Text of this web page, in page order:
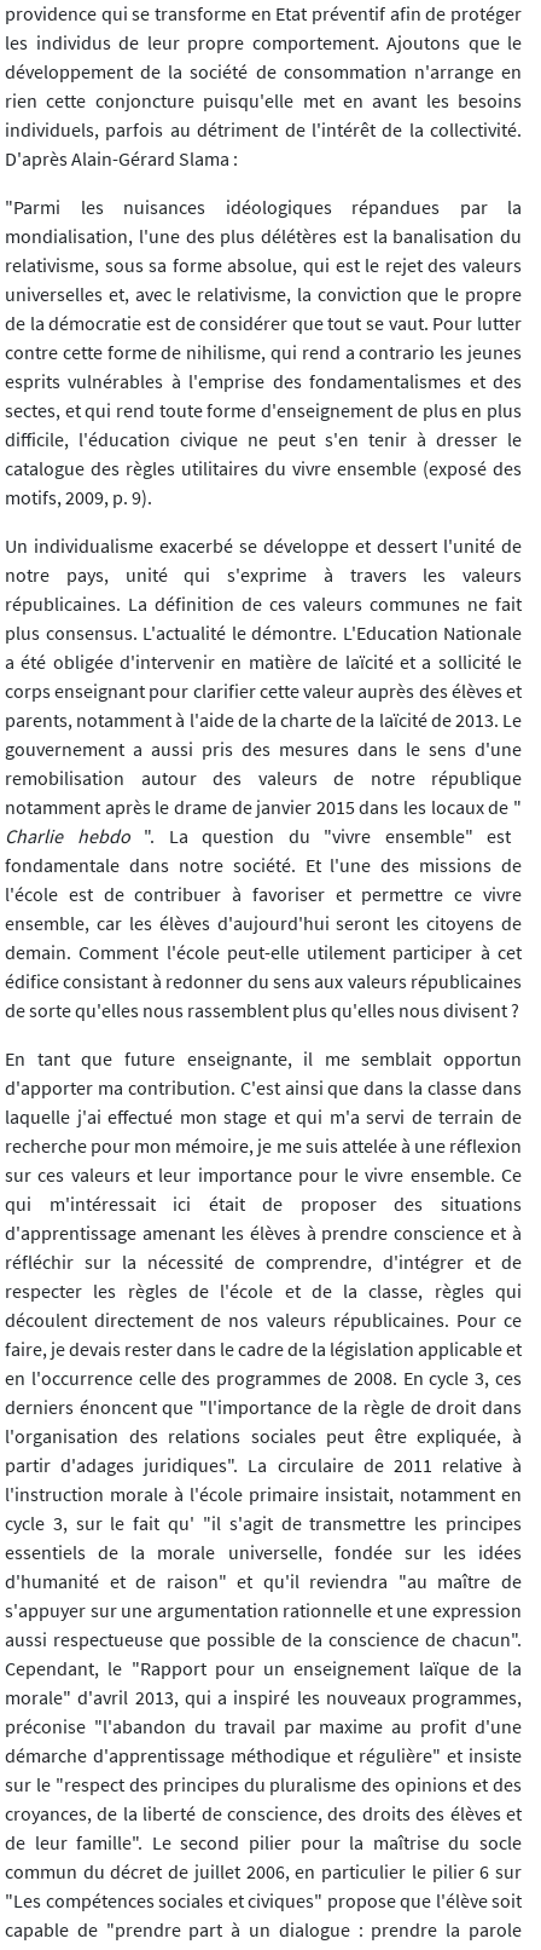
providence qui se transforme en Etat préventif afin de protéger
les individus de leur propre comportement. Ajoutons que le
développement de la société de consommation n'arrange en
rien cette conjoncture puisqu'elle met en avant les besoins
individuels, parfois au détriment de l'intérêt de la collectivité.
D'après Alain-Gérard Slama :
"Parmi les nuisances idéologiques répandues par la
mondialisation, l'une des plus délétères est la banalisation du
relativisme, sous sa forme absolue, qui est le rejet des valeurs
universelles et, avec le relativisme, la conviction que le propre
de la démocratie est de considérer que tout se vaut. Pour lutter
contre cette forme de nihilisme, qui rend a contrario les jeunes
esprits vulnérables à l'emprise des fondamentalismes et des
sectes, et qui rend toute forme d'enseignement de plus en plus
difficile, l'éducation civique ne peut s'en tenir à dresser le
catalogue des règles utilitaires du vivre ensemble (exposé des
motifs, 2009, p. 9).
Un individualisme exacerbé se développe et dessert l'unité de
notre pays, unité qui s'exprime à travers les valeurs
républicaines. La définition de ces valeurs communes ne fait
plus consensus. L'actualité le démontre. L'Education Nationale
a été obligée d'intervenir en matière de laïcité et a sollicité le
corps enseignant pour clarifier cette valeur auprès des élèves et
parents, notamment à l'aide de la charte de la laïcité de 2013. Le
gouvernement a aussi pris des mesures dans le sens d'une
remobilisation autour des valeurs de notre république
notamment après le drame de janvier 2015 dans les locaux de "
Charlie hebdo ". La question du "vivre ensemble" est
fondamentale dans notre société. Et l'une des missions de
l'école est de contribuer à favoriser et permettre ce vivre
ensemble, car les élèves d'aujourd'hui seront les citoyens de
demain. Comment l'école peut-elle utilement participer à cet
édifice consistant à redonner du sens aux valeurs républicaines
de sorte qu'elles nous rassemblent plus qu'elles nous divisent ?
En tant que future enseignante, il me semblait opportun
d'apporter ma contribution. C'est ainsi que dans la classe dans
laquelle j'ai effectué mon stage et qui m'a servi de terrain de
recherche pour mon mémoire, je me suis attelée à une réflexion
sur ces valeurs et leur importance pour le vivre ensemble. Ce
qui m'intéressait ici était de proposer des situations
d'apprentissage amenant les élèves à prendre conscience et à
réfléchir sur la nécessité de comprendre, d'intégrer et de
respecter les règles de l'école et de la classe, règles qui
découlent directement de nos valeurs républicaines. Pour ce
faire, je devais rester dans le cadre de la législation applicable et
en l'occurrence celle des programmes de 2008. En cycle 3, ces
derniers énoncent que "l'importance de la règle de droit dans
l'organisation des relations sociales peut être expliquée, à
partir d'adages juridiques". La circulaire de 2011 relative à
l'instruction morale à l'école primaire insistait, notamment en
cycle 3, sur le fait qu' "il s'agit de transmettre les principes
essentiels de la morale universelle, fondée sur les idées
d'humanité et de raison" et qu'il reviendra "au maître de
s'appuyer sur une argumentation rationnelle et une expression
aussi respectueuse que possible de la conscience de chacun".
Cependant, le "Rapport pour un enseignement laïque de la
morale" d'avril 2013, qui a inspiré les nouveaux programmes,
préconise "l'abandon du travail par maxime au profit d'une
démarche d'apprentissage méthodique et régulière" et insiste
sur le "respect des principes du pluralisme des opinions et des
croyances, de la liberté de conscience, des droits des élèves et
de leur famille". Le second pilier pour la maîtrise du socle
commun du décret de juillet 2006, en particulier le pilier 6 sur
"Les compétences sociales et civiques" propose que l'élève soit
capable de "prendre part à un dialogue : prendre la parole